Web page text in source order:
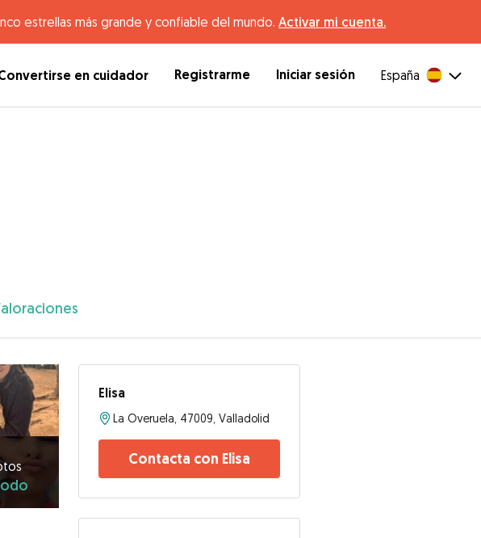
estrellas más grande y confiable del mundo. Activar mi cuenta.
en cuidador Registrarme Iniciar sesión España
Elisa
La Overuela, 47009, Valladolid
Contacta con Elisa